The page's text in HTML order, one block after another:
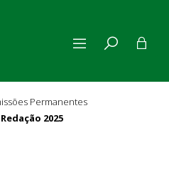
Permanentes
2025
2025